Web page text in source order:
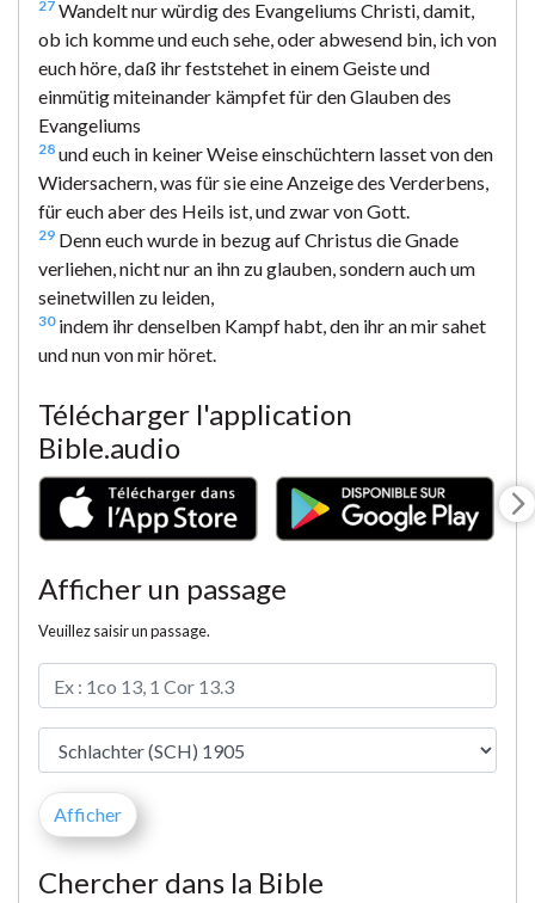
27 Wandelt nur würdig des Evangeliums Christi, damit,
ob ich komme und euch sehe, oder abwesend bin, ich von
euch höre, daß ihr feststehet in einem Geiste und
einmütig miteinander kämpfet für den Glauben des
Evangeliums
28 und euch in keiner Weise einschüchtern lasset von den
Widersachern, was für sie eine Anzeige des Verderbens,
für euch aber des Heils ist, und zwar von Gott.
29 Denn euch wurde in bezug auf Christus die Gnade
verliehen, nicht nur an ihn zu glauben, sondern auch um
seinetwillen zu leiden,
30indem ihr denselben Kampf habt, den ihr an mir sahet
und nun von mir höret.
Télécharger l'application
Bible.audio
Afficher un passage
Veuillez saisir un passage.
Chercher dans la Bible